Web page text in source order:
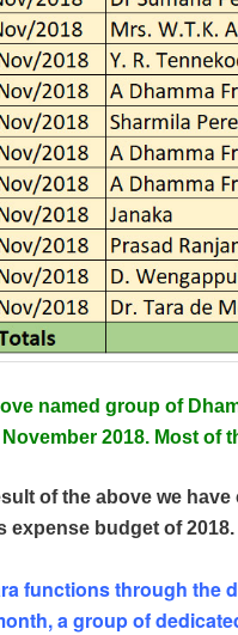
named group of
2018. Most of
of the above we
expense budget of 2018.
functions through the
a group of